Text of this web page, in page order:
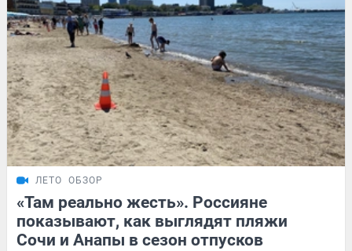
ЛЕТО ОБЗОР
«Там реально жесть». Россияне
показывают, как выглядят пляжи
Сочи и Анапы в сезон отпусков